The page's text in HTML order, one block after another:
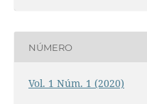
NÚMERO
Vol. 1 Núm. 1 (2020)